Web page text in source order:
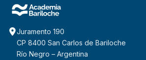
Juramento 190
CP 8400 San Carlos de Bariloche
Río Negro – Argentina